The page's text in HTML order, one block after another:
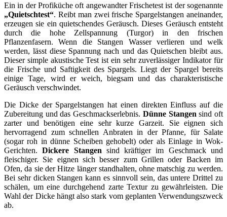
Ein in der Profiküche oft angewandter Frischetest ist der sogenannte
„Quietschtest“. Reibt man zwei frische Spargelstangen aneinander,
erzeugen sie ein quietschendes Geräusch. Dieses Geräusch entsteht
durch die hohe Zellspannung (Turgor) in den frischen
Pflanzenfasern. Wenn die Stangen Wasser verlieren und welk
werden, lässt diese Spannung nach und das Quietschen bleibt aus.
Dieser simple akustische Test ist ein sehr zuverlässiger Indikator für
die Frische und Saftigkeit des Spargels. Liegt der Spargel bereits
einige Tage, wird er weich, biegsam und das charakteristische
Geräusch verschwindet.
Die Dicke der Spargelstangen hat einen direkten Einfluss auf die
Zubereitung und das Geschmackserlebnis. Dünne Stangen sind oft
zarter und benötigen eine sehr kurze Garzeit. Sie eignen sich
hervorragend zum schnellen Anbraten in der Pfanne, für Salate
(sogar roh in dünne Scheiben gehobelt) oder als Einlage in Wok-
Gerichten.Dickere Stangen sind kräftiger im Geschmack und
fleischiger. Sie eignen sich besser zum Grillen oder Backen im
Ofen, da sie der Hitze länger standhalten, ohne matschig zu werden.
Bei sehr dicken Stangen kann es sinnvoll sein, das untere Drittel zu
schälen, um eine durchgehend zarte Textur zu gewährleisten. Die
Wahl der Dicke hängt also stark vom geplanten Verwendungszweck
ab.